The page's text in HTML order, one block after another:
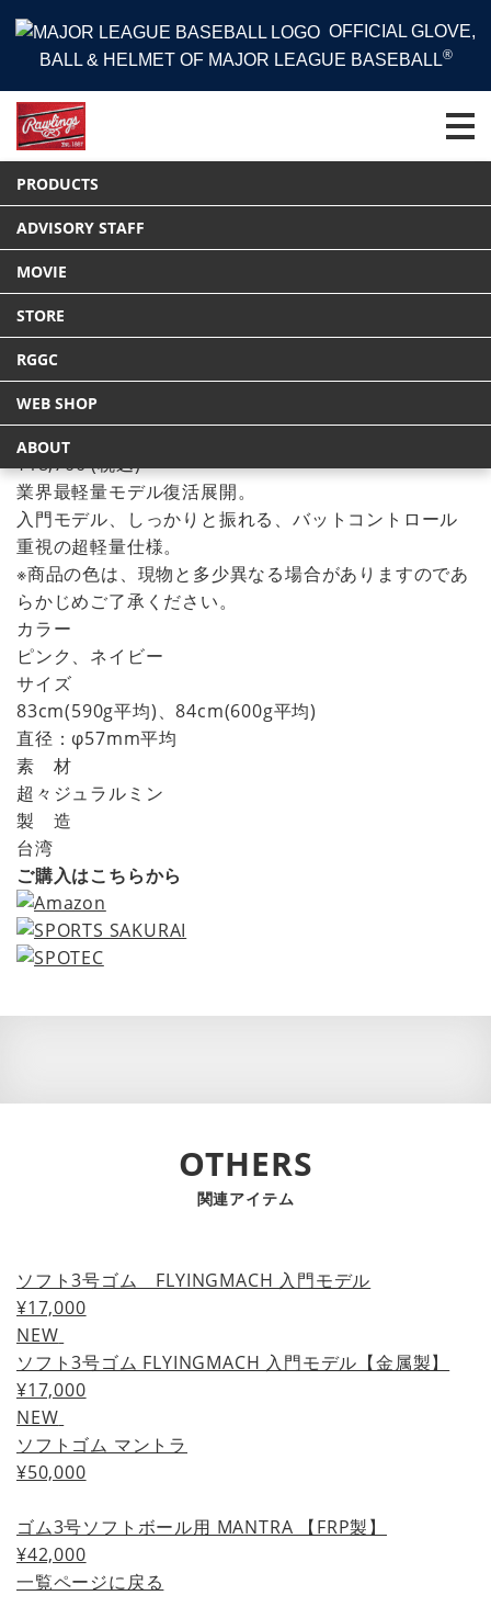
OFFICIAL GLOVE,
BALL & HELMET OF MAJOR LEAGUE BASEBALL®
PRODUCTS
ADVISORY STAFF
MOVIE
STORE
RGGC
WEB SHOP
ABOUT
HOME PRODUCTS
Tweet
ソフト3号ゴム FLYING MACH 入門モデル【金属製】
品番 BSR5FLMA
¥18,700 (税込)
業界最軽量モデル復活展開。
入門モデル、しっかりと振れる、バットコントロール
重視の超軽量仕様。
※商品の色は、現物と多少異なる場合がありますのであ
らかじめご了承ください。
カラー
ピンク、ネイビー
サイズ
83cm(590g平均)、84cm(600g平均)
直径：φ57mm平均
素 材
超々ジュラルミン
製 造
台湾
ご購入はこちらから
OTHERS
関連アイテム
ソフト3号ゴム FLYINGMACH 入門モデル
¥17,000
NEW
ソフト3号ゴム FLYINGMACH 入門モデル【金属製】
¥17,000
NEW
ソフトゴム マントラ
¥50,000
ゴム3号ソフトボール用 MANTRA 【FRP製】
¥42,000
一覧ページに戻る